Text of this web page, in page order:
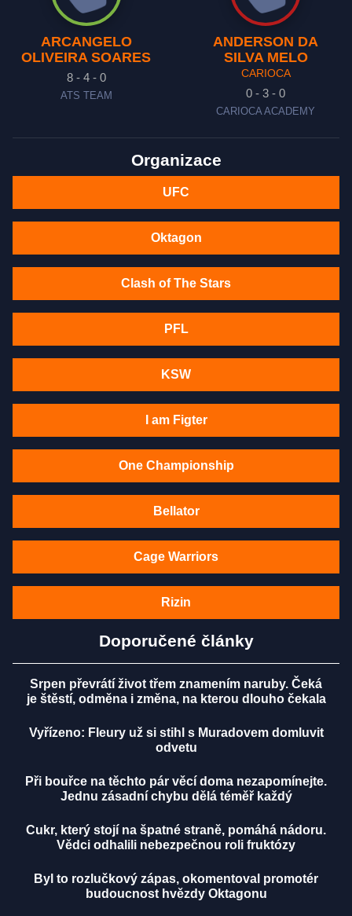
ARCANGELO
OLIVEIRA SOARES
8 - 4 - 0
ATS TEAM
ANDERSON DA
SILVA MELO
CARIOCA
0 - 3 - 0
CARIOCA ACADEMY
Organizace
UFC
Oktagon
Clash of The Stars
PFL
KSW
I am Figter
One Championship
Bellator
Cage Warriors
Rizin
Doporučené články
Srpen převrátí život třem znamením naruby. Čeká
je štěstí, odměna i změna, na kterou dlouho čekala
Vyřízeno: Fleury už si stihl s Muradovem domluvit
odvetu
Při bouřce na těchto pár věcí doma nezapomínejte.
Jednu zásadní chybu dělá téměř každý
Cukr, který stojí na špatné straně, pomáhá nádoru.
Vědci odhalili nebezpečnou roli fruktózy
Byl to rozlučkový zápas, okomentoval promotér
budoucnost hvězdy Oktagonu